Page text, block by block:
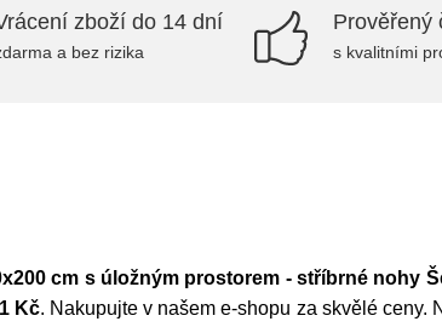
zboží do 14 dní
a bez rizika
Prověřený
s kvalitními
cm s úložným prostorem - stříbrné nohy
Kč. Nakupujte v našem e-shopu za skvělé ceny.